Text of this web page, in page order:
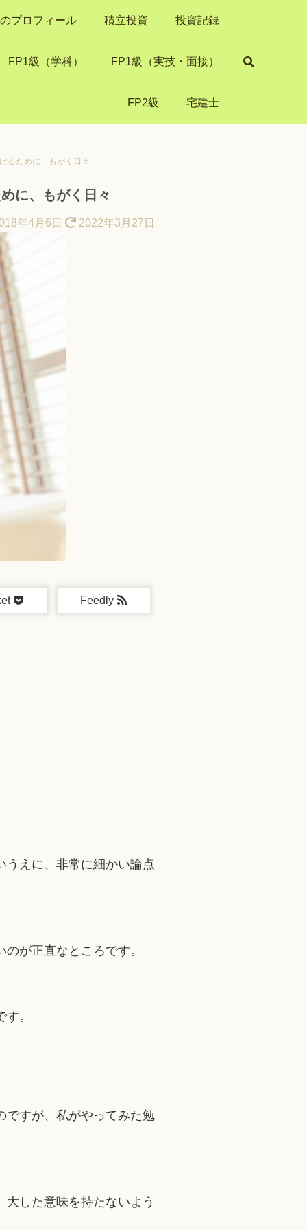
プロフィール 積立投資 投資記録
FP1級（学科） FP1級（実技・面接）
FP2級 宅建士
るために、もがく日々
に、もがく日々
年4月6日 2022年3月27日
Feedly
うえに、非常に細かい論点
が正直なところです。
。
すが、私がやってみた勉
した意味を持たないよう